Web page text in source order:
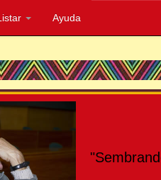
Ayuda